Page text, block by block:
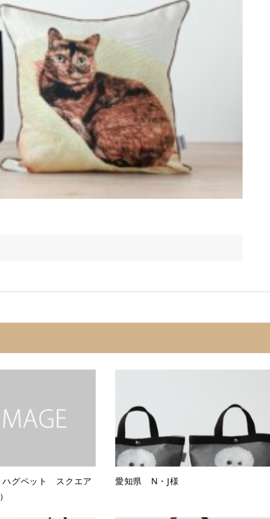
ハグペット スクエア
愛知県 N・J様